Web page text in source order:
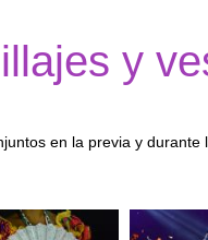
y
en la previa y